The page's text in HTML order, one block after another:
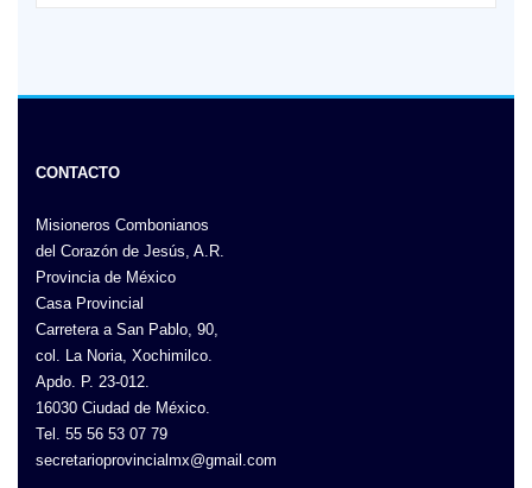
CONTACTO
Misioneros Combonianos
del Corazón de Jesús, A.R.
Provincia de México
Casa Provincial
Carretera a San Pablo, 90,
col. La Noria, Xochimilco.
Apdo. P. 23-012.
16030 Ciudad de México.
Tel. 55 56 53 07 79
secretarioprovincialmx@gmail.com